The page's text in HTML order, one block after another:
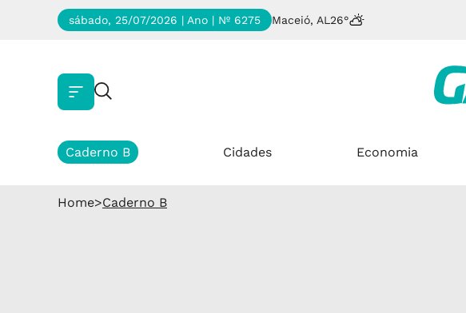
sábado, 25/07/2026 | Ano | Nº 6275 Maceió, AL 26°
Caderno B Cidades Economia
Home>Caderno B